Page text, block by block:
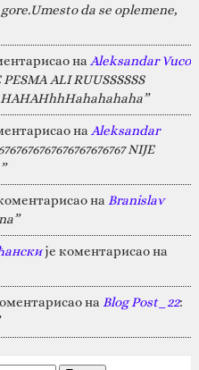
da se oplemene,
на Aleksandar Vuco
PESMA ALI RUUSSSSSS
HAHAHhhHahahahaha”
на Aleksandar
NIJE
на Branislav
је коментарисао на
на Blog Post_22: